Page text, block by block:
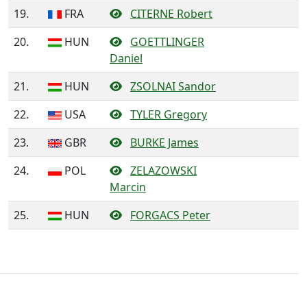
19.
FRA
CITERNE Robert
20.
HUN
GOETTLINGER
Daniel
21.
HUN
ZSOLNAI Sandor
22.
USA
TYLER Gregory
23.
GBR
BURKE James
24.
POL
ZELAZOWSKI
Marcin
25.
HUN FORGACS Peter